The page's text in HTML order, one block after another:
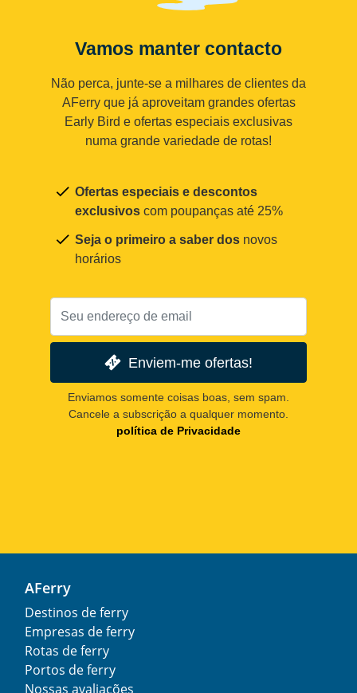
Vamos manter contacto
Não perca, junte-se a milhares de clientes da
AFerry que já aproveitam grandes ofertas
Early Bird e ofertas especiais exclusivas
numa grande variedade de rotas!
Ofertas especiais e descontos
exclusivos com poupanças até 25%
Seja o primeiro a saber dos novos
horários
Enviem-me ofertas!
Enviamos somente coisas boas, sem spam.
Cancele a subscrição a qualquer momento.
política de Privacidade
AFerry
Destinos de ferry
Empresas de ferry
Rotas de ferry
Portos de ferry
Nossas avaliações